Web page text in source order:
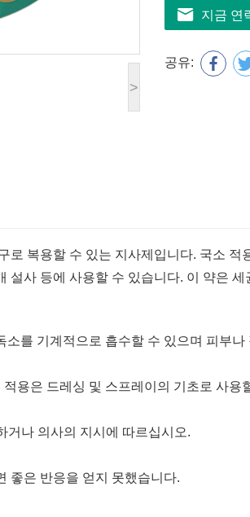
>
지금 연
공유:
로 복용할 수 있는 지사제입니다. 국소 적
설사 등에 사용할 수 있습니다. 이 약은
소를 기계적으로 흡수할 수 있으며 피부
용은 드레싱 및 스프레이의 기초로 사용
거나 의사의 지시에 따르십시오.
좋은 반응을 얻지 못했습니다.